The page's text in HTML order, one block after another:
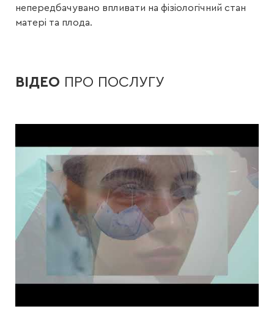
непередбачувано впливати на фізіологічний стан
матері та плода.
ВІДЕО ПРО ПОСЛУГУ